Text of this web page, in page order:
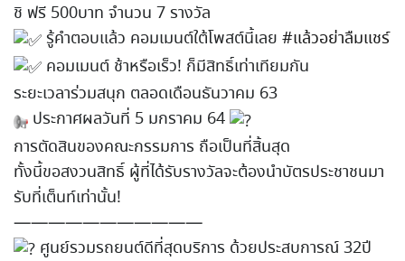
ชิ ฟรี 500บาท จำนวน 7 รางวัล
รู้คำตอบแล้ว คอมเมนต์ใต้โพสต์นี้เลย #แล้วอย่าลืมแชร์
คอมเมนต์ ช้าหรือเร็ว! ก็มีสิทธิ์เท่าเทียมกัน
ระยะเวลาร่วมสนุก ตลอดเดือนธันวาคม 63
ประกาศผลวันที่ 5 มกราคม 64
การตัดสินของคณะกรรมการ ถือเป็นที่สิ้นสุด
ทั้งนี้ขอสงวนสิทธิ์ ผู้ที่ได้รับรางวัลจะต้องนำบัตรประชาชนมา
รับที่เต็นท์เท่านั้น!
———————————
ศูนย์รวมรถยนต์ดีที่สุดบริการ ด้วยประสบการณ์ 32ปี